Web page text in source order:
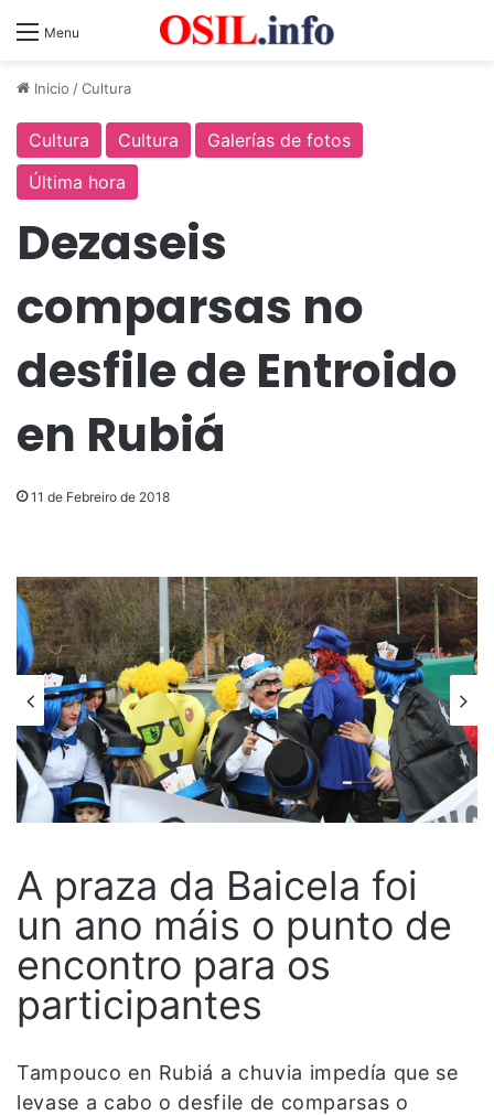
Menu
Inicio /Cultura
Cultura Cultura
Galerías de fotos
Última hora
Dezaseis
comparsas no
desfile de Entroido
en Rubiá
11 de Febreiro de 2018
A praza da Baicela foi
un ano máis o punto de
encontro para os
participantes
Tampouco en Rubiá a chuvia impedía que se
levase a cabo o desfile de comparsas o